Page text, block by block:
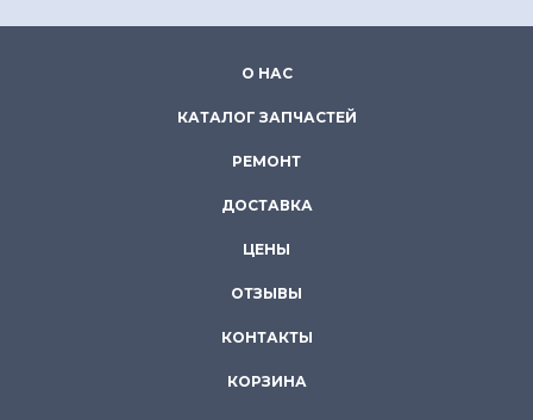
О НАС
КАТАЛОГ ЗАПЧАСТЕЙ
РЕМОНТ
ДОСТАВКА
ЦЕНЫ
ОТЗЫВЫ
КОНТАКТЫ
КОРЗИНА